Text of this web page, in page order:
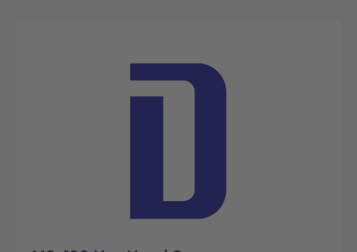
Omitir galería de imágenes